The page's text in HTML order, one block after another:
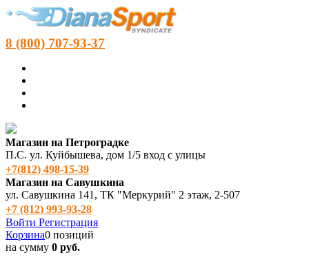
8 (800) 707-93-37
Магазин на Петроградке
П.С. ул. Куйбышева, дом 1/5 вход с улицы
+7(812) 498‑15-39
Магазин на Савушкина
ул. Савушкина 141, ТК "Меркурий" 2 этаж, 2-507
+7 (812) 993-93-28
Войти Регистрация
Корзина0 позиций
на сумму 0 руб.